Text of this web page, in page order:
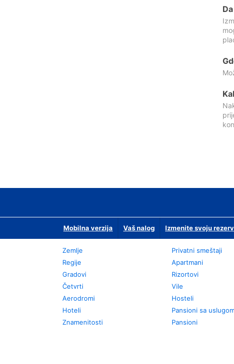
Mobilna verzija Vaš nalog Izmenite svoju
Zemlje
Regije
Gradovi
Četvrti
Aerodromi
Hoteli
Znamenitosti
Privatni smeštaji
Apartmani
Rizortovi
Vile
Hosteli
Pansioni sa
Pansioni